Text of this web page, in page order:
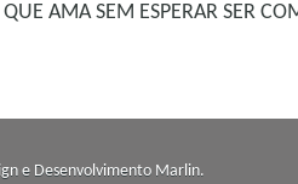
AMA SEM ESPERAR SER
e Desenvolvimento Marlin.